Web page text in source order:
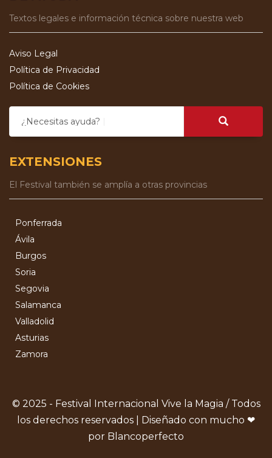
Textos legales e información técnica sobre nuestra web
Aviso Legal
Política de Privacidad
Política de Cookies
¿Necesitas ayuda?
EXTENSIONES
El Festival también se amplía a otras provincias
Ponferrada
Ávila
Burgos
Soria
Segovia
Salamanca
Valladolid
Asturias
Zamora
© 2025 - Festival Internacional Vive la Magia / Todos
los derechos reservados | Diseñado con mucho ❤
por Blancoperfecto